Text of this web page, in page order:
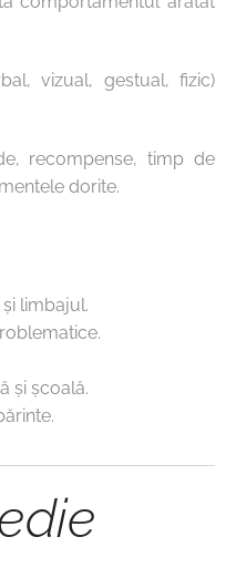
vizual, gestual, fizic)
recompense, timp de
dorite.
limbajul.
și școală.